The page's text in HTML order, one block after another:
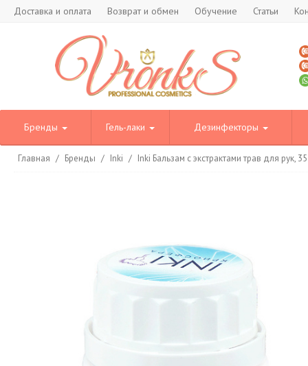
Доставка и оплата Возврат и обмен Обучение Статьи
Бренды Гель-лаки Дезинфекторы
Главная / Бренды / Inki / Inki Бальзам с экстрактами трав для рук,